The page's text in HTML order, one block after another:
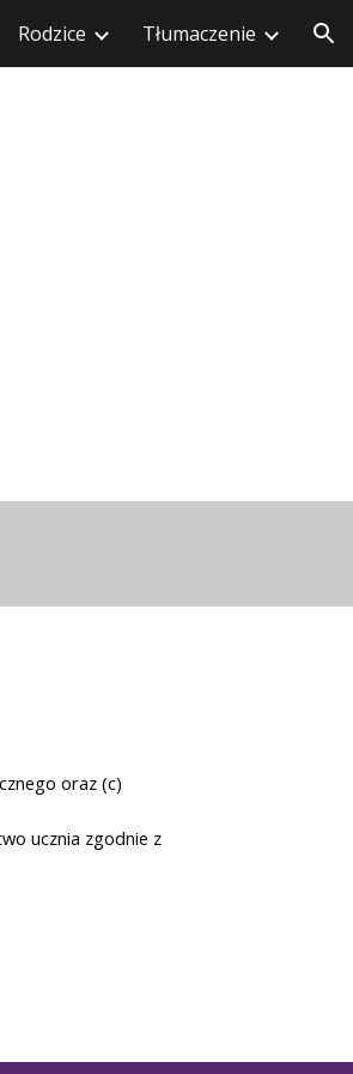
Rodzice Tłumaczenie
oraz (c)
ucznia zgodnie z